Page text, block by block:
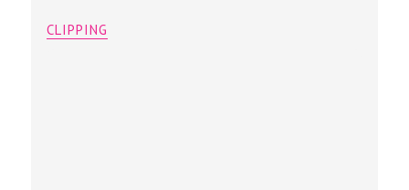
CLIPPING